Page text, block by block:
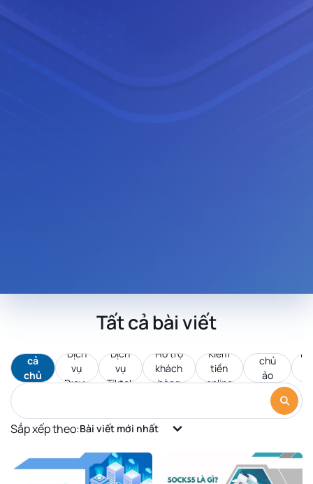
Tất cả bài viết
cả
chủ
Dịch
vụ
Proxy
Dịch
vụ
Tiktok
Hỗ trợ
khách
hàng
Kiếm
tiền
online
chủ
ảo
VPS
Sắp xếp theo:Bài viết mới nhất